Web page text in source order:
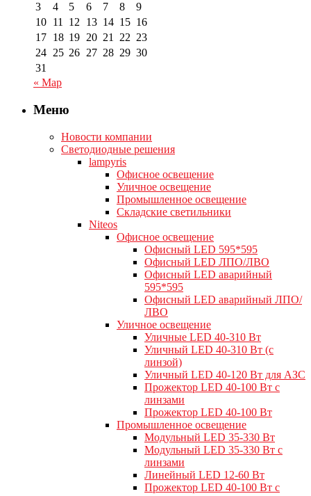
3
4 5 6 7 8
9
10 11 12 13 14 15 16
17 18 19 20 21 22 23
24 25 26 27 28 29 30
31
« Мар
Меню
Новости компании
Светодиодные решения
lampyris
Офисное освещение
Уличное освещение
Промышленное освещение
Складские светильники
Niteos
Офисное освещение
Офисный LED 595*595
Офисный LED ЛПО/ЛВО
Офисный LED аварийный
595*595
Офисный LED аварийный ЛПО/
ЛВО
Уличное освещение
Уличные LED 40-310 Вт
Уличный LED 40-310 Вт (с
линзой)
Уличный LED 40-120 Вт для АЗС
Прожектор LED 40-100 Вт с
линзами
Прожектор LED 40-100 Вт
Промышленное освещение
Модульный LED 35-330 Вт
Модульный LED 35-330 Вт с
линзами
Линейный LED 12-60 Вт
Прожектор LED 40-100 Вт с